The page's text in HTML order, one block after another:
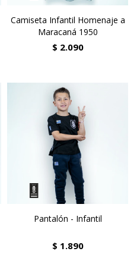
Camiseta Infantil Homenaje a
Maracaná 1950
$ 2.090
Pantalón - Infantil
$ 1.890